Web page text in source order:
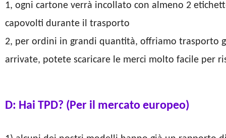
1, ogni cartone verrà incollato con almeno 2
capovolti durante il trasporto
2, per ordini in grandi quantità, offriamo trasporto
arrivate, potete scaricare le merci molto facile per
D: Hai TPD? (Per il mercato europeo)